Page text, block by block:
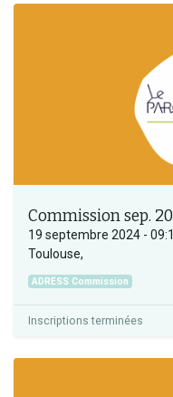
Commission sep.
19 septembre 2024 -
Toulouse,
ADRESS Commission
Inscriptions terminées